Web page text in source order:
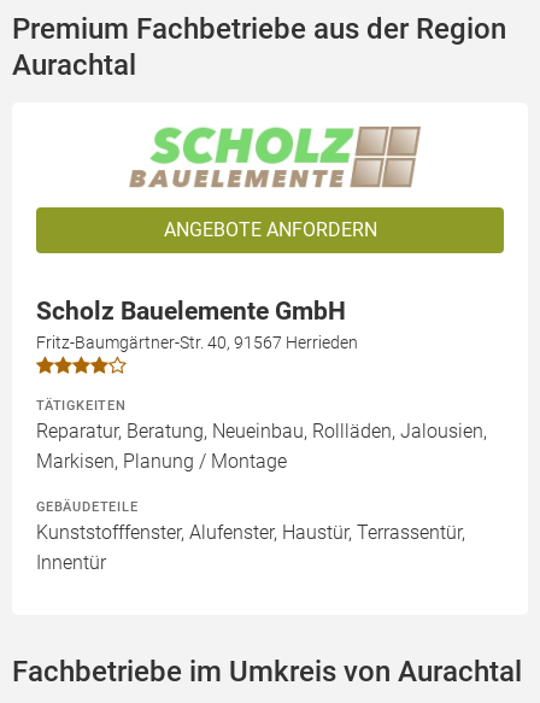
Premium Fachbetriebe aus der Region
Aurachtal
ANGEBOTE ANFORDERN
Scholz Bauelemente GmbH
Fritz-Baumgärtner-Str. 40, 91567 Herrieden
TÄTIGKEITEN
Reparatur, Beratung, Neueinbau, Rollläden, Jalousien,
Markisen, Planung / Montage
GEBÄUDETEILE
Kunststofffenster, Alufenster, Haustür, Terrassentür,
Innentür
Fachbetriebe im Umkreis von Aurachtal